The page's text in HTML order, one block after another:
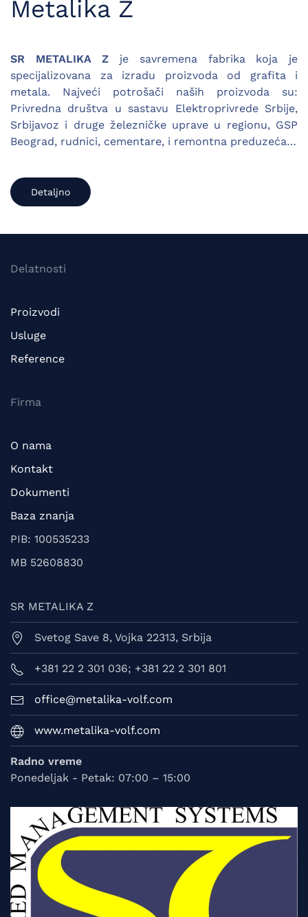
Metalika Z
SR METALIKA Z je savremena fabrika koja je
specijalizovana za izradu proizvoda od grafita i
metala. Najveći potrošači naših proizvoda su:
Privredna društva u sastavu Elektroprivrede Srbije,
Srbijavoz i druge železničke uprave u regionu, GSP
Beograd, rudnici, cementare, i remontna preduzeća…
Detaljno
Delatnosti
Proizvodi
Usluge
Reference
Firma
O nama
Kontakt
Dokumenti
Baza znanja
PIB: 100535233
MB 52608830
SR METALIKA Z
Svetog Save 8, Vojka 22313, Srbija
+381 22 2 301 036; +381 22 2 301 801
office@metalika-volf.com
www.metalika-volf.com
Radno vreme
Ponedeljak - Petak: 07:00 – 15:00